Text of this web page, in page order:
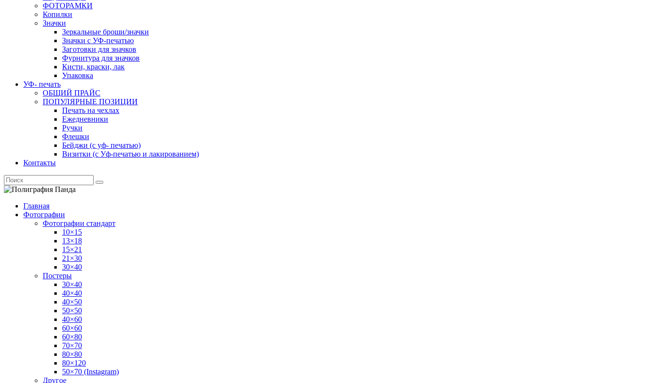
ФОТОРАМКИ
Копилки
Значки
Зеркальные броши/значки
Значки с УФ-печатью
Заготовки для значков
Фурнитура для значков
Кисти, краски, лак
Упаковка
УФ- печать
ОБЩИЙ ПРАЙС
ПОПУЛЯРНЫЕ ПОЗИЦИИ
Печать на чехлах
Ежедневники
Ручки
Флешки
Бейджи (с уф- печатью)
Визитки (с Уф-печатью и лакированием)
Контакты
Главная
Фотографии
Фотографии стандарт
10×15
13×18
15×21
21×30
30×40
Постеры
30×40
40×40
40×50
50×50
40×60
60×60
60×80
70×70
80×80
80×120
50×70 (Instagram)
Другое